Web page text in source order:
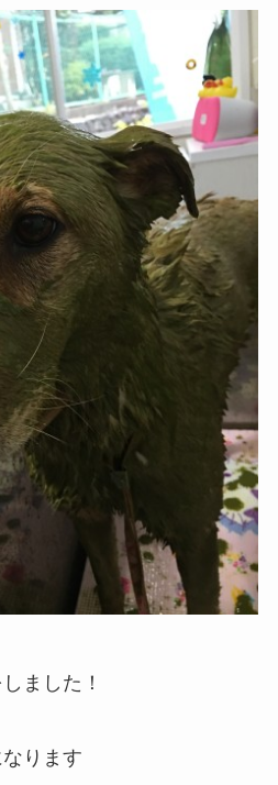
ました！
ります